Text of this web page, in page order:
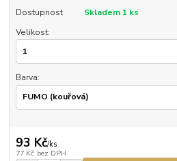
Dostupnost
Skladem 1 ks
Velikost:
Barva:
93 Kč/ks
77 Kč bez DPH